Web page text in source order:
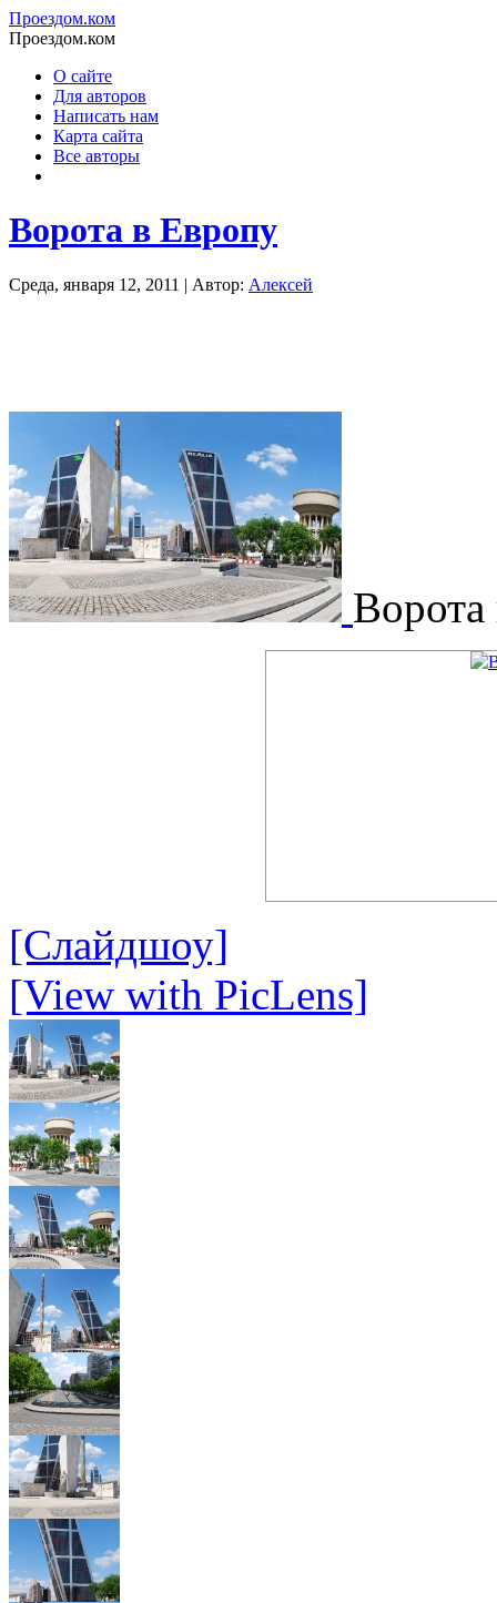
Проездом.ком
Проездом.ком
О сайте
Для авторов
Написать нам
Карта сайта
Все авторы
Ворота в Европу
Среда, января 12, 2011 | Автор: Алексей
[Слайдшоу]
[View with PicLens]